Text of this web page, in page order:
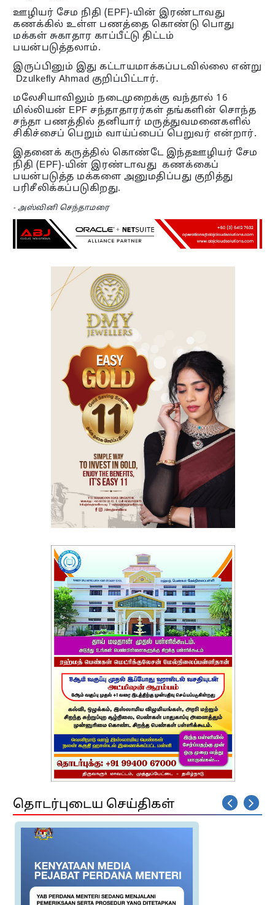
ஊழியர் சேம நிதி (EPF)-யின் இரண்டாவது
கணக்கில் உள்ள பணத்தை கொண்டு பொது
மக்கள் சுகாதார காப்பீட்டு திட்டம்
பயன்படுத்தலாம்.
இருப்பினும் இது கட்டாயமாக்கப்படவில்லை என்று
Dzulkefly Ahmad குறிப்பிட்டார்.
மலேசியாவிலும் நடைமுறைக்கு வந்தால் 16
மில்லியன் EPF சந்தாதாரர்கள் தங்களின் சொந்த
சந்தா பணத்தில் தனியார் மருத்துவமனைகளில்
சிகிச்சைப் பெறும் வாய்ப்பைப் பெறுவர் என்றார்.
இதனைக் கருத்தில் கொண்டே இந்தஊழியர் சேம
நிதி (EPF)-யின் இரண்டாவது கணக்கைப்
பயன்படுத்த மக்களை அனுமதிப்பது குறித்து
பரிசீலிக்கப்படுகிறது.
- அஸ்வினி செந்தாமரை
தொடர்புடைய செய்திகள்